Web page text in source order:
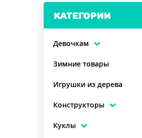
КАТЕГОРИИ
Девочкам
Зимние товары
Игрушки из дерева
Конструкторы
Куклы